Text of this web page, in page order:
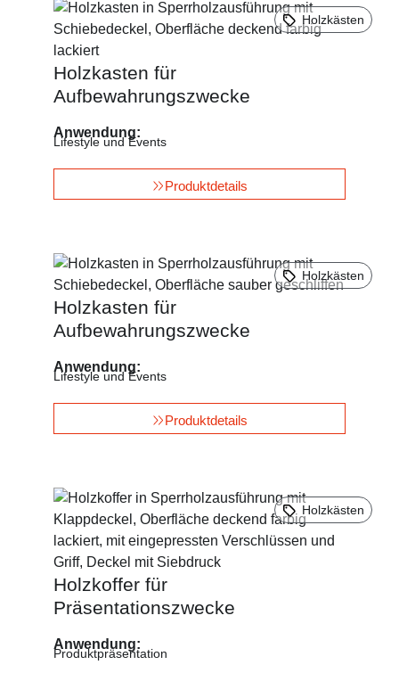
Holzkästen
Holzkasten für
Aufbewahrungszwecke
Anwendung:
Lifestyle und Events
Produktdetails
Holzkästen
Holzkasten für
Aufbewahrungszwecke
Anwendung:
Lifestyle und Events
Produktdetails
Holzkästen
Holzkoffer für
Präsentationszwecke
Anwendung:
Produktpräsentation